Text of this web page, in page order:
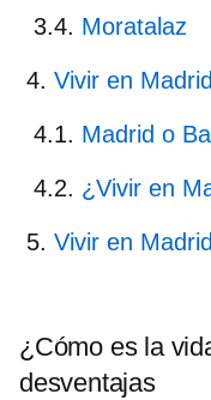
Moratalaz
Vivir en
Madrid o
¿Vivir en
Vivir en
¿Cómo es la
desventajas